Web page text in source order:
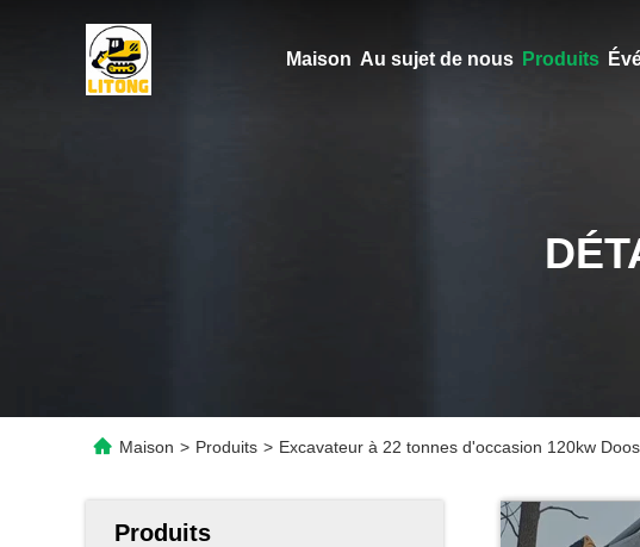
Maison Au sujet de nous Produits
Maison > Produits > Excavateur à 22 tonnes d'occasion 120kw
Produits